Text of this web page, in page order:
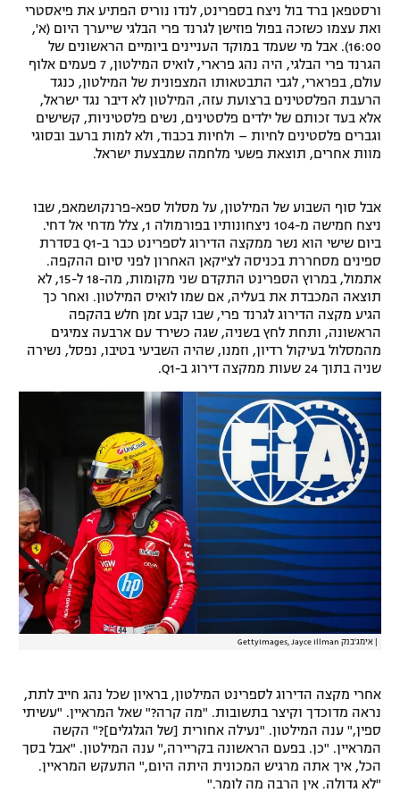
רשיון להקרנה פומבית לבית עסק
הצטרפות לחבילת הערוצים
לוח דרושים – ג'ובנט
תגיות
ורסטפאן ברד בול ניצח בספרינט, לנדו נוריס הפתיע את פיאסטרי
ואת עצמו כשזכה בפול פוזישן לגרנד פרי הבלגי שייערך היום (א',
16:00). אבל מי שעמד במוקד העניינים ביומיים הראשונים של
הגרנד פרי הבלגי, היה נהג פרארי, לואיס המילטון, 7 פעמים אלוף
עולם, בפרארי, לגבי התבטאותו המצפונית של המילטון, כנגד
הרעבת הפלסטינים ברצועת עזה, המילטון לא דיבר נגד ישראל,
אלא בעד זכותם של ילדים פלסטינים, נשים פלסטיניות, קשישים
וגברים פלסטינים לחיות – ולחיות בכבוד, ולא למות ברעב ובסוגי
מוות אחרים, תוצאת פשעי מלחמה שמבצעת ישראל.
אבל סוף השבוע של המילטון, על מסלול ספא-פרנקושמאפ, שבו
ניצח חמישה מ-104 ניצחונותיו בפורמולה 1, צלל מדחי אל דחי.
ביום שישי הוא נשר ממקצה הדירוג לספרינט כבר ב-Q1 בסדרת
ספינים מסחררת בכניסה לצ'יקאן האחרון לפני סיום ההקפה.
אתמול, במרוץ הספרינט התקדם שני מקומות, מה-18 ל-15, לא
תוצאה המכבדת את בעליה, אם שמו לואיס המילטון. ואחר כך
הגיע מקצה הדירוג לגרנד פרי, שבו קבע זמן חלש בהקפה
הראשונה, ותחת לחץ בשניה, שגה כשירד עם ארבעה צמיגים
מהמסלול בעיקול רדיון, וזמנו, שהיה השביעי בטיבו, נפסל, נשירה
שניה בתוך 24 שעות ממקצה דירוג ב-Q1.
אימג'בנק GettyImages, Jayce Illman
אחרי מקצה הדירוג לספרינט המילטון, בראיון שכל נהג חייב לתת,
נראה מדוכדך וקיצר בתשובות. "מה קרה?" שאל המראיין. "עשיתי
ספין," ענה המילטון. "נעילה אחורית [של הגלגלים]?" הקשה
המראיין. "כן. בפעם הראשונה בקריירה," ענה המילטון. "אבל בסך
הכל, איך אתה מרגיש המכונית היתה היום," התעקש המראיין.
"לא גדולה. אין הרבה מה לומר."